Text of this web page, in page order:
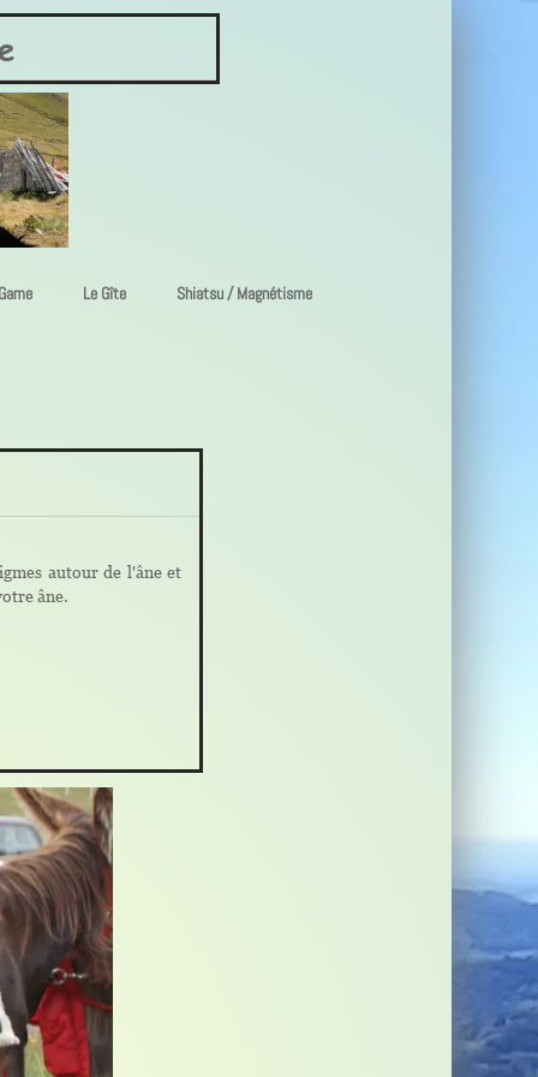
Le Gîte Shiatsu / Magnétisme
autour de l'âne et
âne.